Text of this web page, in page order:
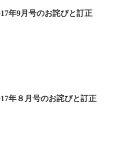
年9月号のお詫びと訂正
年８月号のお詫びと訂正